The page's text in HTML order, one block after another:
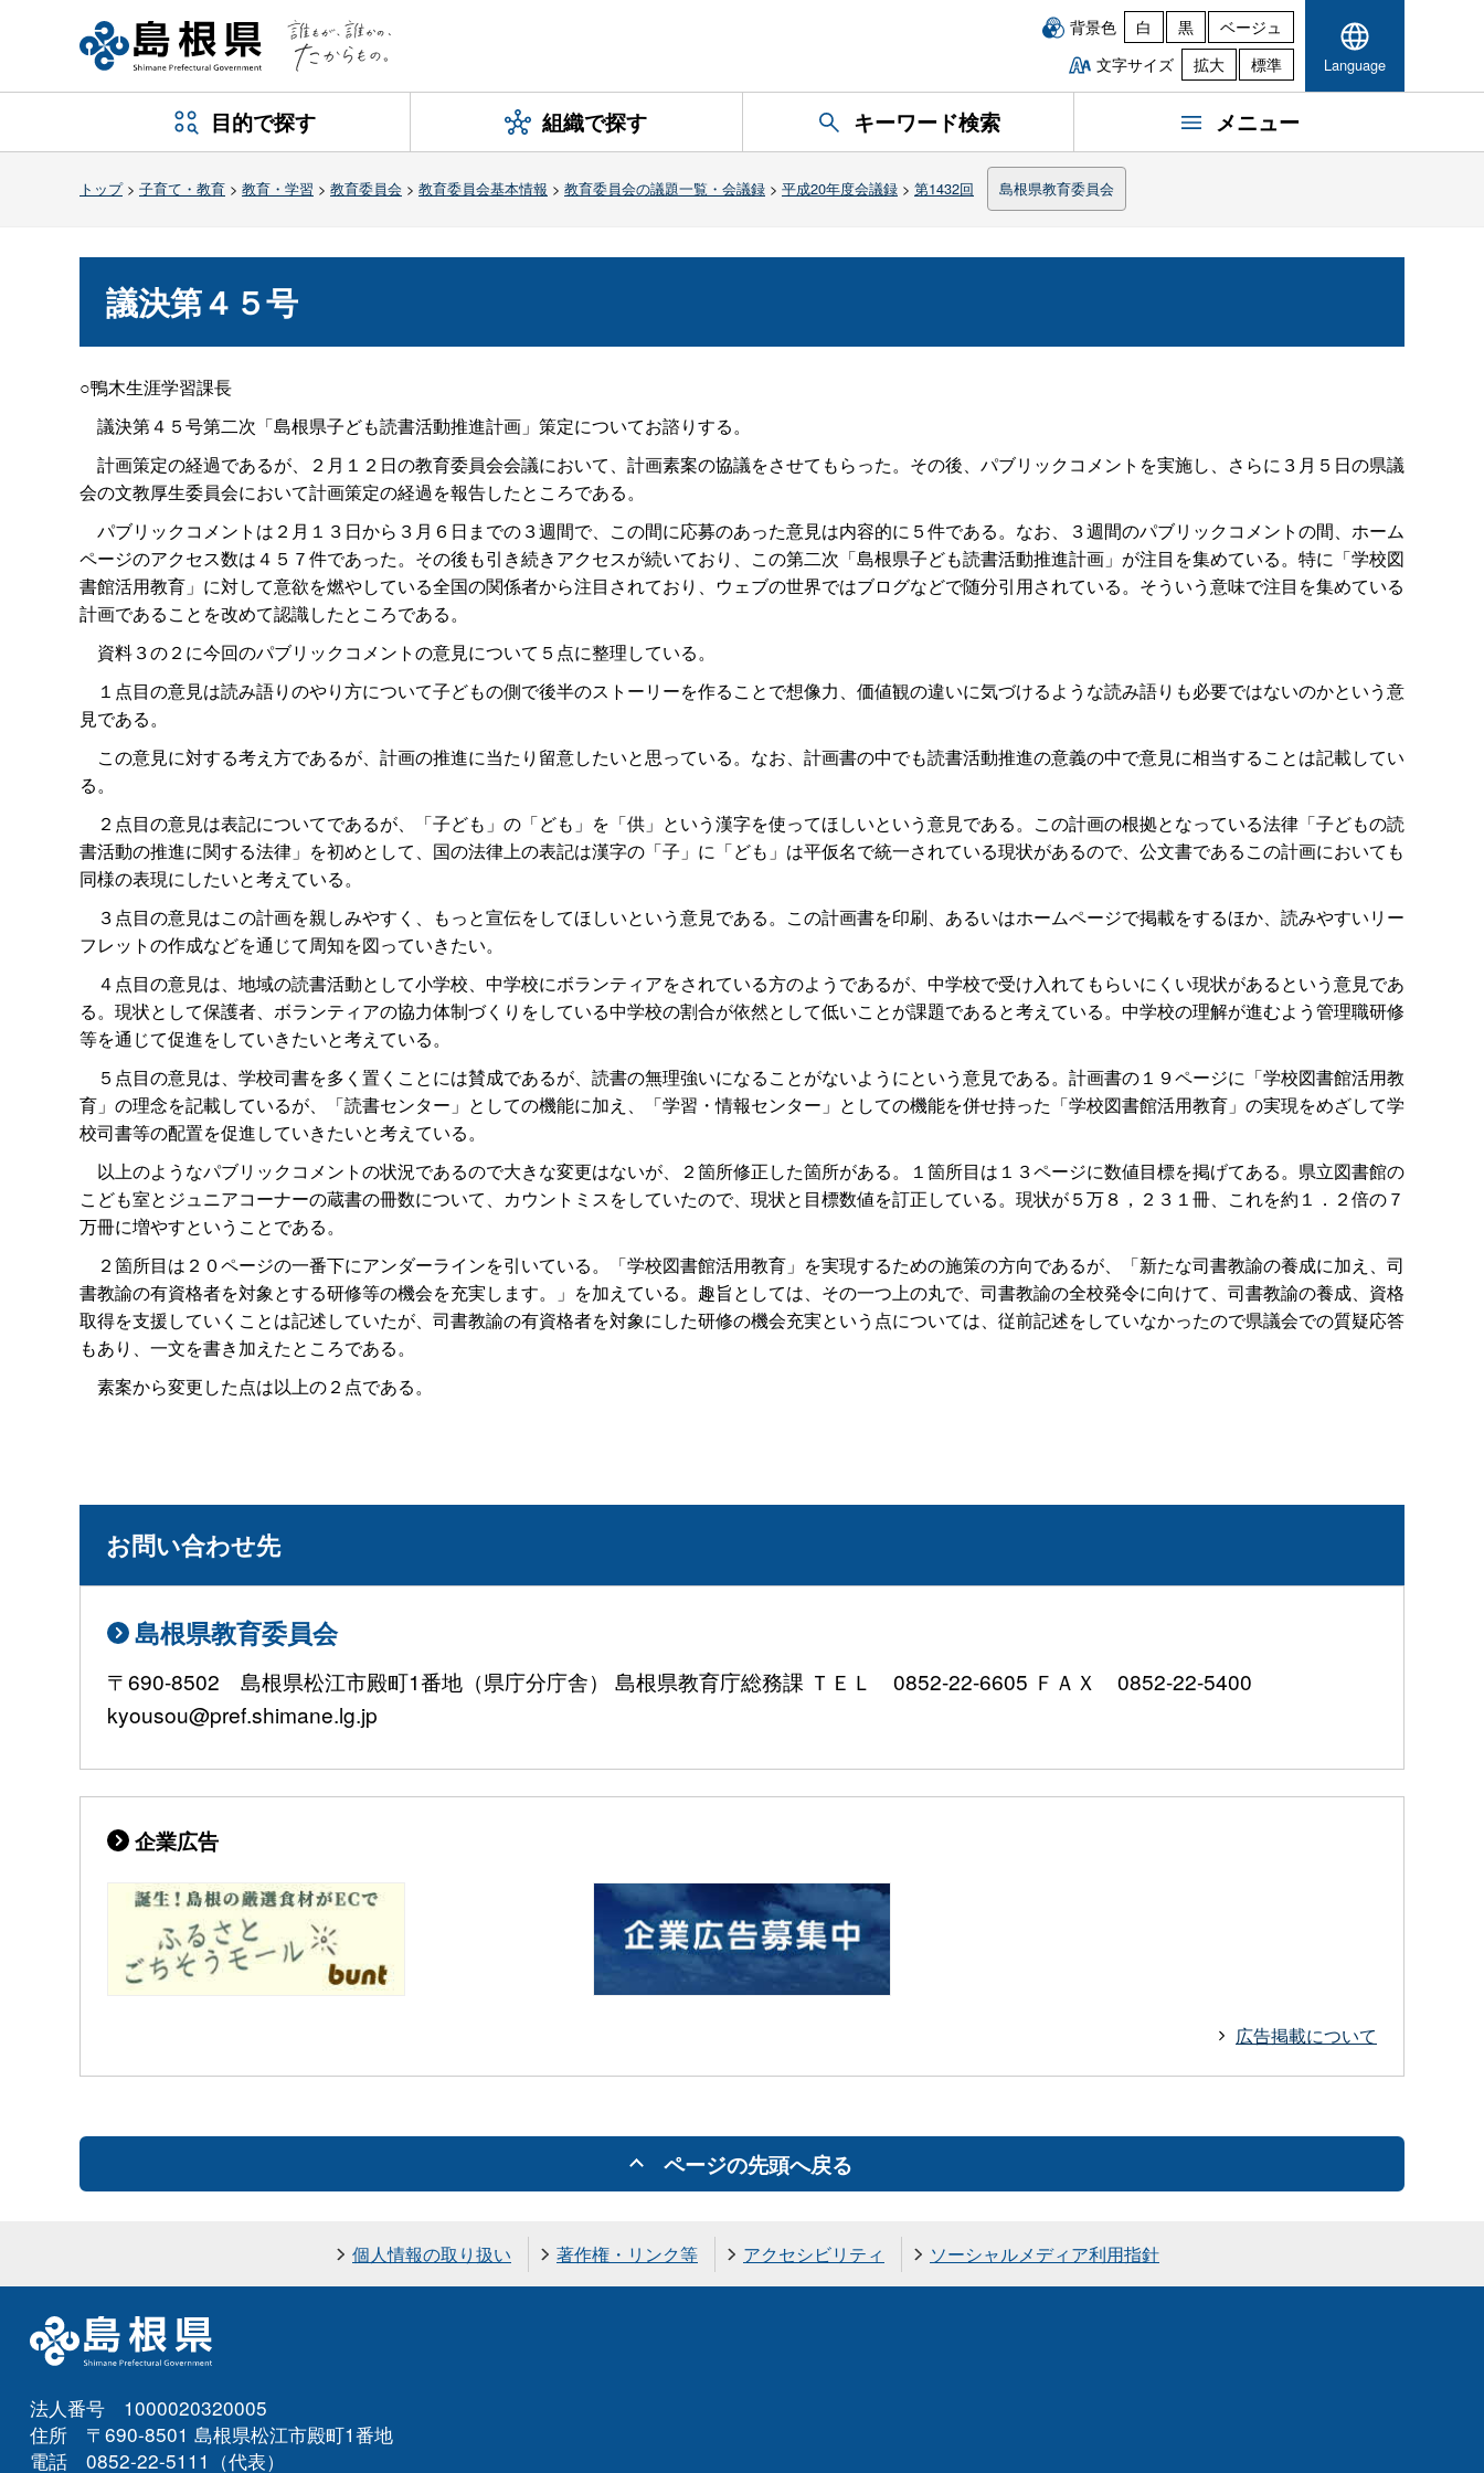
背景色 白 黒
ベージュ
文字サイズ
拡大 標準 Language
目的で探す 組織で探す キーワード検索 メニュー
トップ> 子育て・教育 > 教育・学習 > 教育委員会 > 教育委員会基本情報 > 教育委員会の議題一覧・会議録 > 平成20年度会議録 > 第1432回 島根県教育委員会
議決第４５号
○鴨木生涯学習課長
議決第４５号第二次「島根県子ども読書活動推進計画」策定についてお諮りする。
計画策定の経過であるが、２月１２日の教育委員会会議において、計画素案の協議をさせてもらった。その後、パブリックコメントを実施し、さらに３月５日の県議
会の文教厚生委員会において計画策定の経過を報告したところである。
パブリックコメントは２月１３日から３月６日までの３週間で、この間に応募のあった意見は内容的に５件である。なお、３週間のパブリックコメントの間、ホーム
ページのアクセス数は４５７件であった。その後も引き続きアクセスが続いており、この第二次「島根県子ども読書活動推進計画」が注目を集めている。特に「学校図
書館活用教育」に対して意欲を燃やしている全国の関係者から注目されており、ウェブの世界ではブログなどで随分引用されている。そういう意味で注目を集めている
計画であることを改めて認識したところである。
資料３の２に今回のパブリックコメントの意見について５点に整理している。
１点目の意見は読み語りのやり方について子どもの側で後半のストーリーを作ることで想像力、価値観の違いに気づけるような読み語りも必要ではないのかという意
見である。
この意見に対する考え方であるが、計画の推進に当たり留意したいと思っている。なお、計画書の中でも読書活動推進の意義の中で意見に相当することは記載してい
る。
２点目の意見は表記についてであるが、「子ども」の「ども」を「供」という漢字を使ってほしいという意見である。この計画の根拠となっている法律「子どもの読
書活動の推進に関する法律」を初めとして、国の法律上の表記は漢字の「子」に「ども」は平仮名で統一されている現状があるので、公文書であるこの計画においても
同様の表現にしたいと考えている。
３点目の意見はこの計画を親しみやすく、もっと宣伝をしてほしいという意見である。この計画書を印刷、あるいはホームページで掲載をするほか、読みやすいリー
フレットの作成などを通じて周知を図っていきたい。
４点目の意見は、地域の読書活動として小学校、中学校にボランティアをされている方のようであるが、中学校で受け入れてもらいにくい現状があるという意見であ
る。現状として保護者、ボランティアの協力体制づくりをしている中学校の割合が依然として低いことが課題であると考えている。中学校の理解が進むよう管理職研修
等を通じて促進をしていきたいと考えている。
５点目の意見は、学校司書を多く置くことには賛成であるが、読書の無理強いになることがないようにという意見である。計画書の１９ページに「学校図書館活用教
育」の理念を記載しているが、「読書センター」としての機能に加え、「学習・情報センター」としての機能を併せ持った「学校図書館活用教育」の実現をめざして学
校司書等の配置を促進していきたいと考えている。
以上のようなパブリックコメントの状況であるので大きな変更はないが、２箇所修正した箇所がある。１箇所目は１３ページに数値目標を掲げてある。県立図書館の
こども室とジュニアコーナーの蔵書の冊数について、カウントミスをしていたので、現状と目標数値を訂正している。現状が５万８，２３１冊、これを約１．２倍の７
万冊に増やすということである。
２箇所目は２０ページの一番下にアンダーラインを引いている。「学校図書館活用教育」を実現するための施策の方向であるが、「新たな司書教諭の養成に加え、司
書教諭の有資格者を対象とする研修等の機会を充実します。」を加えている。趣旨としては、その一つ上の丸で、司書教諭の全校発令に向けて、司書教諭の養成、資格
取得を支援していくことは記述していたが、司書教諭の有資格者を対象にした研修の機会充実という点については、従前記述をしていなかったので県議会での質疑応答
もあり、一文を書き加えたところである。
素案から変更した点は以上の２点である。
お問い合わせ先
島根県教育委員会
〒690-8502 島根県松江市殿町1番地（県庁分庁舎） 島根県教育庁総務課 ＴＥＬ 0852-22-6605 ＦＡＸ 0852-22-5400
kyousou@pref.shimane.lg.jp
企業広告
広告掲載について
ページの先頭へ戻る
個人情報の取り扱い 著作権・リンク等 アクセシビリティ ソーシャルメディア利用指針
法人番号 1000020320005
住所 〒690-8501 島根県松江市殿町1番地
電話 0852-22-5111（代表）